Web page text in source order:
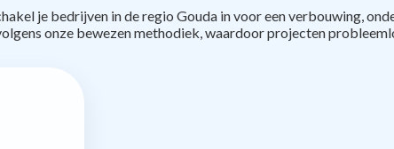
je bedrijven in de regio Gouda in voor een verbouwing,
onze bewezen methodiek, waardoor projecten